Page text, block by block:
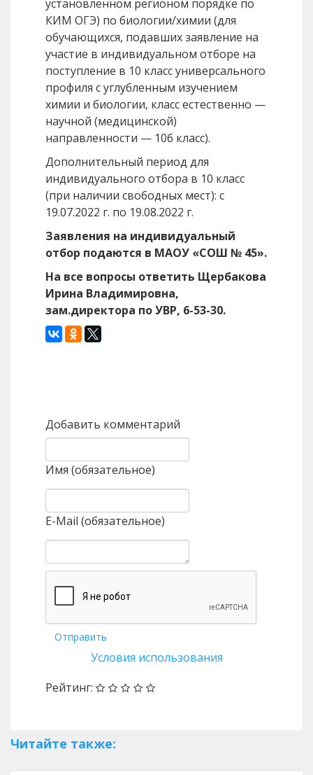
установленном регионом порядке по
КИМ ОГЭ) по биологии/химии (для
обучающихся, подавших заявление на
участие в индивидуальном отборе на
поступление в 10 класс универсального
профиля с углубленным изучением
химии и биологии, класс естественно —
научной (медицинской)
направленности — 10б класс).
Дополнительный период для
индивидуального отбора в 10 класс
(при наличии свободных мест): с
19.07.2022 г. по 19.08.2022 г.
Заявления на индивидуальный
отбор подаются в МАОУ «СОШ № 45».
На все вопросы ответить Щербакова
Ирина Владимировна,
зам.директора по УВР, 6-53-30.
Добавить комментарий
Имя (обязательное)
E-Mail (обязательное)
Отправить
Условия использования
Рейтинг:
Читайте также: